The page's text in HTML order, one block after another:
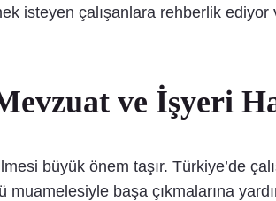
isteyen çalışanlara rehberlik ediyor
ve İşyeri
büyük önem taşır. Türkiye’de
başa çıkmalarına